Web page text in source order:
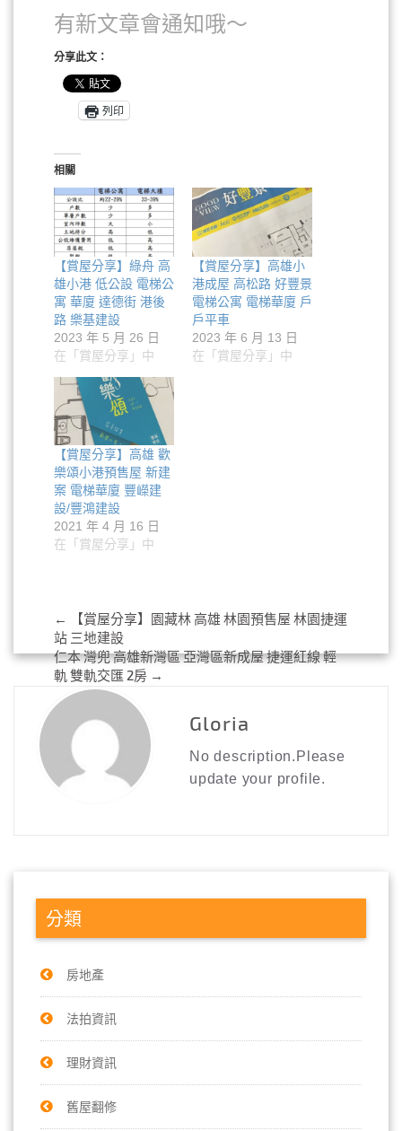
有新文章會通知哦～
分享此文：
列印
相關
【賞屋分享】綠舟 高
雄小港 低公設 電梯公
寓 華廈 達德街 港後
路 樂基建設
2023 年 5 月 26 日
在「賞屋分享」中
【賞屋分享】高雄小
港成屋 高松路 好豐景
電梯公寓 電梯華廈 戶
戶平車
2023 年 6 月 13 日
在「賞屋分享」中
【賞屋分享】高雄 歡
樂頌小港預售屋 新建
案 電梯華廈 豐嶸建
設/豐鴻建設
2021 年 4 月 16 日
在「賞屋分享」中
Post
navigation
←
【賞屋分享】園藏林 高雄 林園預售屋 林園捷運
站 三地建設
仁本 灣兜 高雄新灣區 亞灣區新成屋 捷運紅線 輕
軌 雙軌交匯 2房 →
Gloria
No description.Please
update your profile.
分類
房地產
法拍資訊
理財資訊
舊屋翻修